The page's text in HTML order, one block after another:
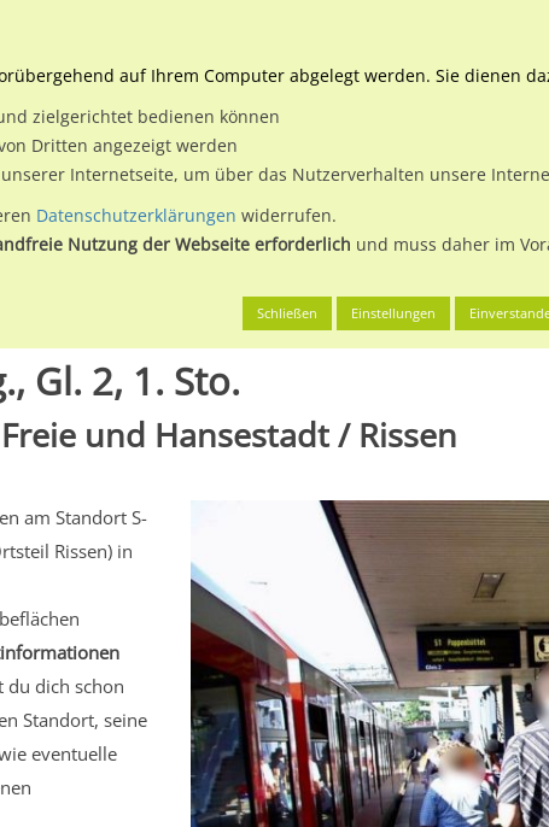
Planen & Buchen Plakatwerbung
Hamburg, Freie und Hansestadt S-Bf Rissen, Bstg., Gl. 2,
Gl. 2, 1. Sto.
und Hansestadt / Rissen
am Standort S-
Rissen) in
du dich schon
Standort, seine
eventuelle
auf Ihrem Computer abgelegt werden. Sie dienen
zielgerichtet bedienen können
Dritten angezeigt werden
Internetseite, um über das Nutzerverhalten unsere
Datenschutzerklärungen widerrufen.
Nutzung der Webseite erforderlich und muss daher im
Schließen Einstellungen